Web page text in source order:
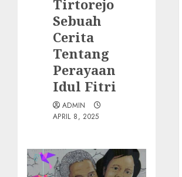
Tirtorejo
Sebuah
Cerita
Tentang
Perayaan
Idul Fitri
ADMIN
APRIL 8, 2025